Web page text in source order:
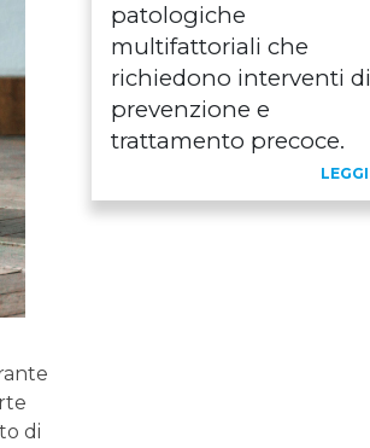
di
patologiche
multifattoriali che
richiedono interventi di
prevenzione e
trattamento precoce.
LEGGI